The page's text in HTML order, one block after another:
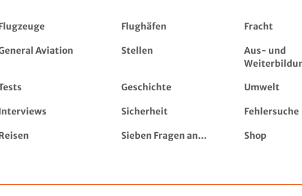
Flughäfen Fracht
Aviation Stellen
Aus- und
Geschichte Umwelt
Sicherheit Fehlersuche
Sieben Fragen an... Shop